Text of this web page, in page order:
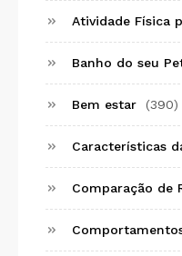
Atividade Física
Banho do seu
Bem estar (390)
Características
Comparação de